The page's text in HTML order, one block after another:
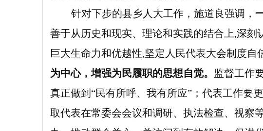
针对下步的县乡人大工作，施道良强调，
善于从历史和现实、理论和实践的结合上,深刻
巨大生命力和优越性,坚定人民代表大会制度自
为中心，增强为民履职的思想自觉。 监督工作
真正做到“民有所呼、我有所应”；代表工作要
取代表在常委会会议和调研、执法检查、视察